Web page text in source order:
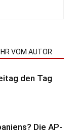
VOM AUTOR
den Tag
Die AP-